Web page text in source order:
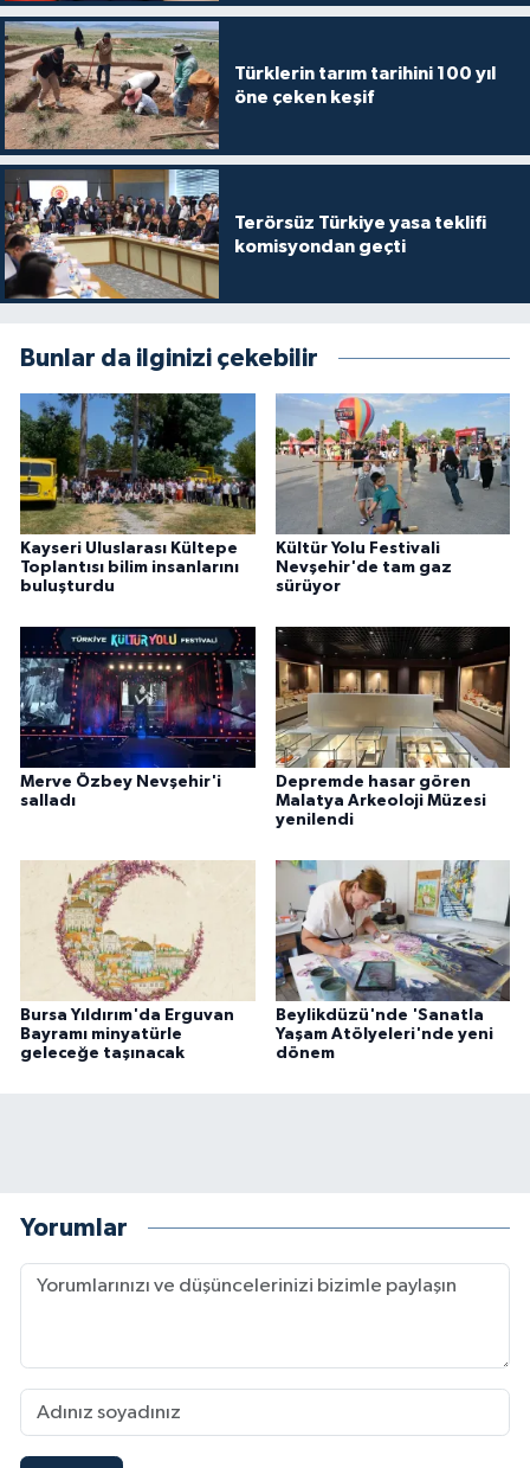
Türklerin tarım tarihini 100 yıl
öne çeken keşif
Terörsüz Türkiye yasa teklifi
komisyondan geçti
Bunlar da ilginizi çekebilir
Kayseri Uluslarası Kültepe
Toplantısı bilim insanlarını
buluşturdu
Kültür Yolu Festivali
Nevşehir'de tam gaz
sürüyor
Merve Özbey Nevşehir'i
salladı
Depremde hasar gören
Malatya Arkeoloji Müzesi
yenilendi
Bursa Yıldırım'da Erguvan
Bayramı minyatürle
geleceğe taşınacak
Beylikdüzü'nde 'Sanatla
Yaşam Atölyeleri'nde yeni
dönem
Yorumlar